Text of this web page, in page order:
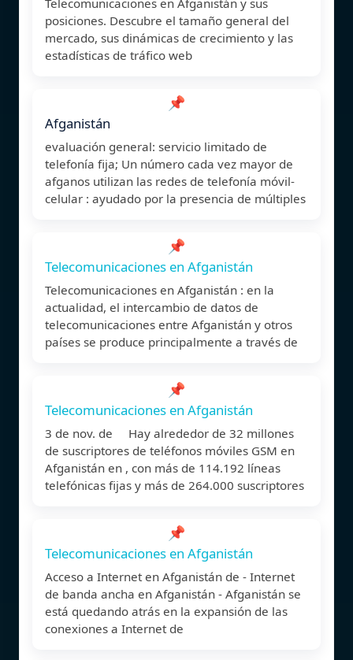
posiciones. Descubre el tamaño general del
mercado, sus dinámicas de crecimiento y las
estadísticas de tráfico web
📌
Afganistán
evaluación general: servicio limitado de
telefonía fija; Un número cada vez mayor de
afganos utilizan las redes de telefonía móvil-
celular : ayudado por la presencia de múltiples
📌
Telecomunicaciones en Afganistán
Telecomunicaciones en Afganistán : en la
actualidad, el intercambio de datos de
telecomunicaciones entre Afganistán y otros
países se produce principalmente a través de
📌
Telecomunicaciones en Afganistán
3 de nov. de Hay alrededor de 32 millones
de suscriptores de teléfonos móviles GSM en
Afganistán en , con más de 114.192 líneas
telefónicas fijas y más de 264.000 suscriptores
📌
Telecomunicaciones en Afganistán
Acceso a Internet en Afganistán de - Internet
de banda ancha en Afganistán - Afganistán se
está quedando atrás en la expansión de las
conexiones a Internet de